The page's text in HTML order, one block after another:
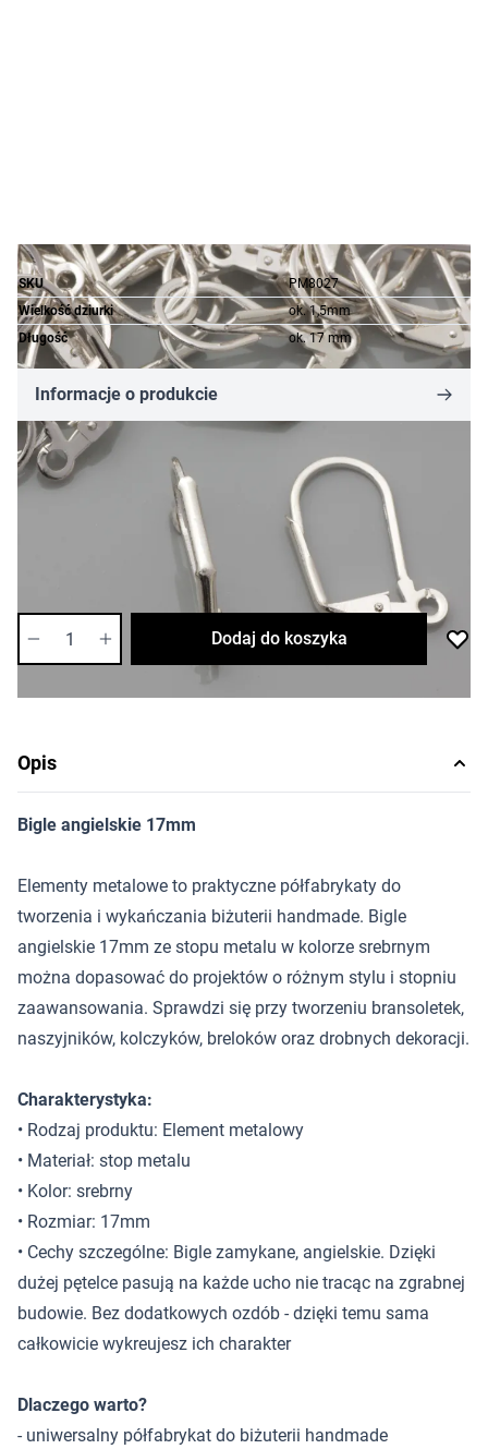
SKU
PM8027
Wielkość dziurki
ok. 1,5mm
Długość
ok. 17 mm
Informacje o produkcie
4,03 zł 2,42 zł
Cena za opakowanie
Najniższa cena w przeciągu 30 dni przed promocją 4,03 zł
Dostępność:
Dodaj do koszyka
Opis
Bigle angielskie 17mm
Elementy metalowe to praktyczne półfabrykaty do
tworzenia i wykańczania biżuterii handmade. Bigle
angielskie 17mm ze stopu metalu w kolorze srebrnym
można dopasować do projektów o różnym stylu i stopniu
zaawansowania. Sprawdzi się przy tworzeniu bransoletek,
naszyjników, kolczyków, breloków oraz drobnych dekoracji.
Charakterystyka:
• Rodzaj produktu: Element metalowy
• Materiał: stop metalu
• Kolor: srebrny
• Rozmiar: 17mm
• Cechy szczególne: Bigle zamykane, angielskie. Dzięki
dużej pętelce pasują na każde ucho nie tracąc na zgrabnej
budowie. Bez dodatkowych ozdób - dzięki temu sama
całkowicie wykreujesz ich charakter
Dlaczego warto?
- uniwersalny półfabrykat do biżuterii handmade